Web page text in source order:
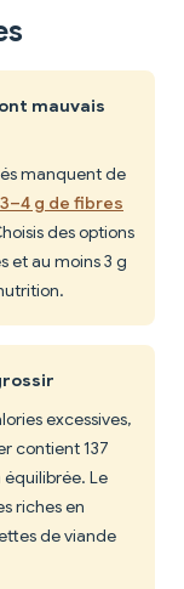
mauvais
manquent de
g de fibres
des options
et au moins 3 g
excessives,
contient 137
Le
riches en
de viande